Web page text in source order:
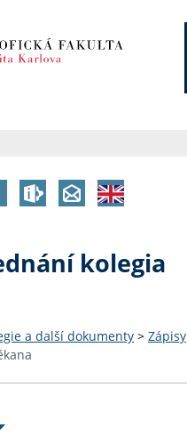
kolegia
a další dokumenty > Zápisy